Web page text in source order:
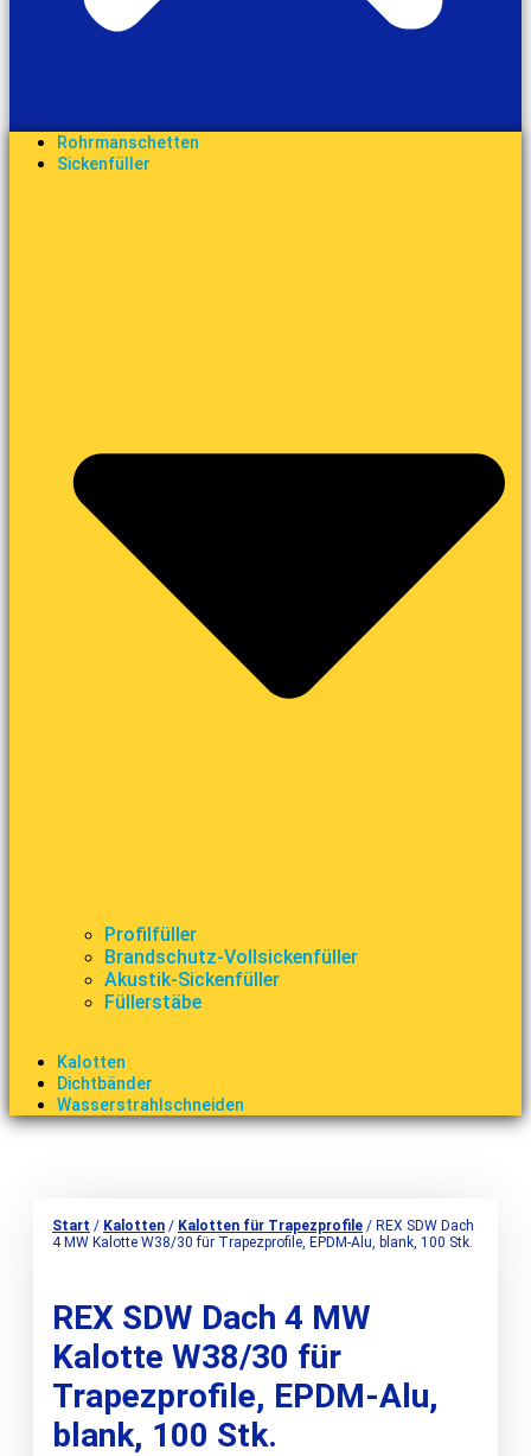
Rohrmanschetten
Sickenfüller
Profilfüller
Brandschutz-Vollsickenfüller
Akustik-Sickenfüller
Füllerstäbe
Kalotten
Dichtbänder
Wasserstrahlschneiden
Start / Kalotten / Kalotten für Trapezprofile / REX SDW Dach
4 MW Kalotte W38/30 für Trapezprofile, EPDM-Alu, blank, 100 Stk.
REX SDW Dach 4 MW
Kalotte W38/30 für
Trapezprofile, EPDM-Alu,
blank, 100 Stk.